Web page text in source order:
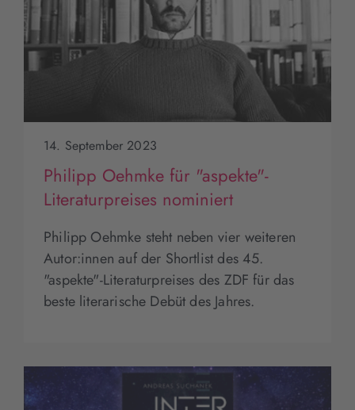
14. September 2023
Philipp Oehmke für "aspekte"-
Literaturpreises nominiert
Philipp Oehmke steht neben vier weiteren
Autor:innen auf der Shortlist des 45.
"aspekte"-Literaturpreises des ZDF für das
beste literarische Debüt des Jahres.